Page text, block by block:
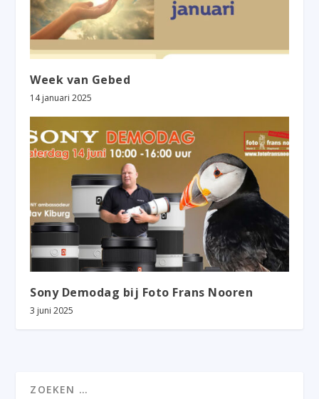
Week van Gebed
14 januari 2025
Sony Demodag bij Foto Frans Nooren
3 juni 2025